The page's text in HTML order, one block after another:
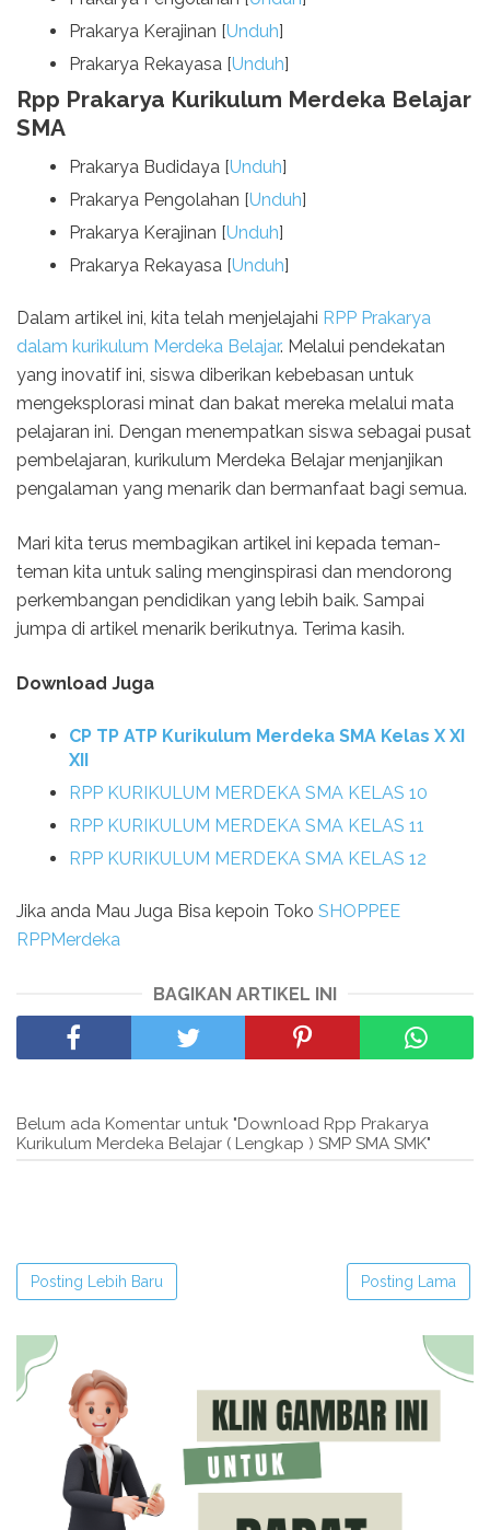
Prakarya Kerajinan [Unduh]
Prakarya Rekayasa [Unduh]
Rpp Prakarya Kurikulum Merdeka Belajar
SMA
Prakarya Budidaya [Unduh]
Prakarya Pengolahan [Unduh]
Prakarya Kerajinan [Unduh]
Prakarya Rekayasa [Unduh]
Dalam artikel ini, kita telah menjelajahi RPP Prakarya
dalam kurikulum Merdeka Belajar. Melalui pendekatan
yang inovatif ini, siswa diberikan kebebasan untuk
mengeksplorasi minat dan bakat mereka melalui mata
pelajaran ini. Dengan menempatkan siswa sebagai pusat
pembelajaran, kurikulum Merdeka Belajar menjanjikan
pengalaman yang menarik dan bermanfaat bagi semua.
Mari kita terus membagikan artikel ini kepada teman-
teman kita untuk saling menginspirasi dan mendorong
perkembangan pendidikan yang lebih baik. Sampai
jumpa di artikel menarik berikutnya. Terima kasih.
Download Juga
CP TP ATP Kurikulum Merdeka SMA Kelas X XI
XII
RPP KURIKULUM MERDEKA SMA KELAS 10
RPP KURIKULUM MERDEKA SMA KELAS 11
RPP KURIKULUM MERDEKA SMA KELAS 12
Jika anda Mau Juga Bisa kepoin Toko SHOPPEE
RPPMerdeka
BAGIKAN ARTIKEL INI
Belum ada Komentar untuk "Download Rpp Prakarya
Kurikulum Merdeka Belajar ( Lengkap ) SMP SMA SMK"
Posting Lebih Baru Posting Lama